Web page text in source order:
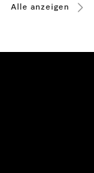
Alle anzeigen